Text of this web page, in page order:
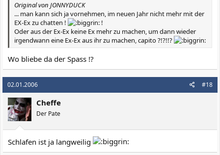
Original von JONNYDUCK
... man kann sich ja vornehmen, im neuen Jahr nicht mehr mit der
EX-Ex zu chatten !
!
Oder aus der Ex-Ex keine Ex mehr zu machen, um dann wieder
irgendwann eine Ex-Ex aus ihr zu machen, capito ?!?!!?
Wo bliebe da der Spass !?
02.01.2006 #18
Cheffe
Der Pate
Schlafen ist ja langweilig